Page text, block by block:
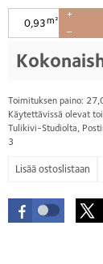
Toimituksen paino:
m²
+
–
Käytettävissä olevat
Tulikivi-Studiolta,
3